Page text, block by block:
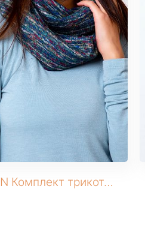
155GRN Комплект трикотажный (Шапка+снуд)